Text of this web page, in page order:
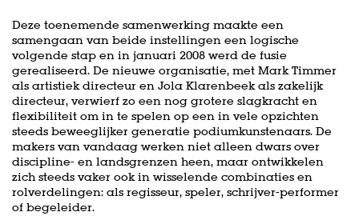
Deze toenemende samenwerking maakte een
samengaan van beide instellingen een logische
volgende stap en in januari 2008 werd de fusie
gerealiseerd. De nieuwe organisatie, met Mark Timmer
als artistiek directeur en Jola Klarenbeek als zakelijk
directeur, verwierf zo een nog grotere slagkracht en
flexibiliteit om in te spelen op een in vele opzichten
steeds beweeglijker generatie podiumkunstenaars. De
makers van vandaag werken niet alleen dwars over
discipline- en landsgrenzen heen, maar ontwikkelen
zich steeds vaker ook in wisselende combinaties en
rolverdelingen: als regisseur, speler, schrijver-performer
of begeleider.